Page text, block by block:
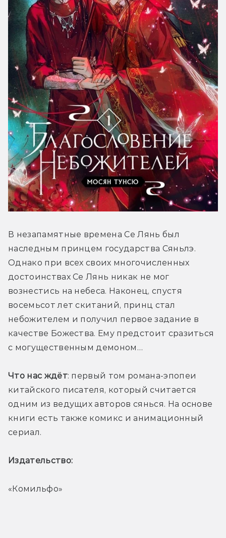
В незапамятные времена Се Лянь был
наследным принцем государства Сяньлэ.
Однако при всех своих многочисленных
достоинствах Се Лянь никак не мог
вознестись на небеса. Наконец, спустя
восемьсот лет скитаний, принц стал
небожителем и получил первое задание в
качестве Божества. Ему предстоит сразиться
с могущественным демоном…
Что нас ждёт: первый том романа-эпопеи
китайского писателя, который считается
одним из ведущих авторов сянься. На основе
книги есть также комикс и анимационный
сериал.
Издательство:
«Комильфо»